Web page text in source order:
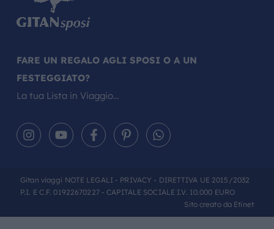
FARE UN REGALO AGLI SPOSI O A UN
FESTEGGIATO?
La tua Lista in Viaggio…
Gitan viaggi NOTE LEGALI- PRIVACY - DIRETTIVA UE 2015/2032
P.I. E C.F. 01922670227 - CAPITALE SOCIALE I.V. 10.000 EURO
Sito creato da Etinet